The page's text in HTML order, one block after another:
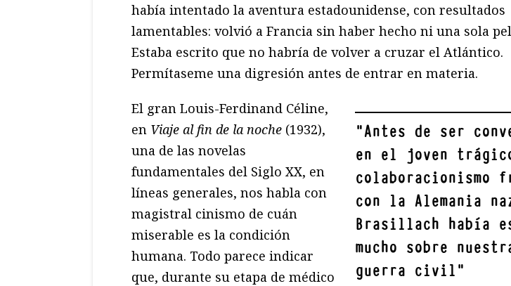
había intentado la aventura estadounidense, con resultados
lamentables: volvió a Francia sin haber hecho ni una sola
Estaba escrito que no habría de volver a cruzar el Atlántico.
Permítaseme una digresión antes de entrar en materia.
"Antes de ser
en el joven
colaboracionismo
con la Alemania
Brasillach había
mucho sobre
guerra civil"
El gran Louis-Ferdinand Céline,
en Viaje al fin de la noche (1932),
una de las novelas
fundamentales del Siglo XX, en
líneas generales, nos habla con
magistral cinismo de cuán
miserable es la condición
humana. Todo parece indicar
que, durante su etapa de médico